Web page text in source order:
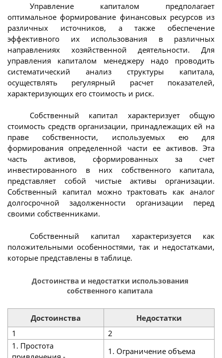
Управление капиталом предполагает
оптимальное формирование финансовых ресурсов из
различных источников, а также обеспечение
эффективного их использования в различных
направлениях хозяйственной деятельности. Для
управления капиталом менеджеру надо проводить
систематический анализ структуры капитала,
осуществлять регулярный расчет показателей,
характеризующих его стоимость и риск.
Собственный капитал характеризует общую
стоимость средств организации, принадлежащих ей на
праве собственности, используемых ею для
формирования определенной части ее активов. Эта
часть активов, сформированных за счет
инвестированного в них собственного капитала,
представляет собой чистые активы организации.
Собственный капитал можно трактовать как аналог
долгосрочной задолженности организации перед
своими собственниками.
Собственный капитал характеризуется как
положительными особенностями, так и недостатками,
которые представлены в таблице.
Достоинства и недостатки использования
собственного капитала
Достоинства
Недостатки
1
2
1. Простота
1. Ограничение объема